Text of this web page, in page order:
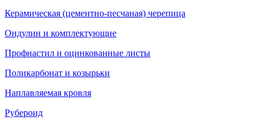
Керамическая (цементно-песчаная) черепица
Ондулин и комплектующие
Профнастил и оцинкованные листы
Поликарбонат и козырьки
Наплавляемая кровля
Рубероид